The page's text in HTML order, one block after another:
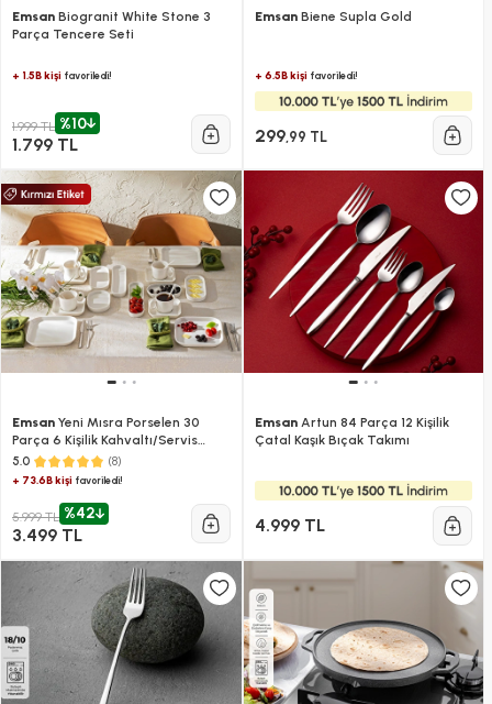
Emsan Biogranit White Stone 3
Parça Tencere Seti
+ 1.5B kişi favoriledi!
1.999 TL %10
1.799 TL
EmsanBiene Supla Gold
+ 6.5B kişifavoriledi!
299,99 TL
Emsan Yeni Mısra Porselen 30
Parça 6 Kişilik Kahvaltı/Servis
Takımı Beyaz
5.0 (8)
+ 73.6B kişi favoriledi!
5.999 TL %42
3.499 TL
EmsanArtun 84 Parça 12 Kişilik
Çatal Kaşık Bıçak Takımı
4.999 TL